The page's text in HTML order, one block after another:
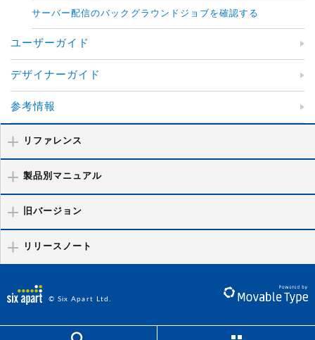
サーバー配信のバックグラウンドジョブを確認する
ユーザーガイド
デザイナーガイド
参考情報
リファレンス
製品別マニュアル
旧バージョン
リリースノート
© Six Apart Ltd.